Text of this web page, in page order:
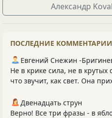
Александр
ПОСЛЕДНИЕ КОММЕНТАРИИ
Евгений Снежин -
Не в крике сила, не в крутых
что звучит, как свет. Она
Двенадцать струн
Верно! Все три фразы - в